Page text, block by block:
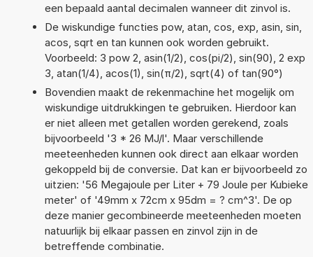
een bepaald aantal decimalen wanneer dit zinvol is.
De wiskundige functies pow, atan, cos, exp, asin, sin,
acos, sqrt en tan kunnen ook worden gebruikt.
Voorbeeld: 3 pow 2, asin(1/2), cos(pi/2), sin(90), 2 exp
3, atan(1/4), acos(1), sin(π/2), sqrt(4) of tan(90°)
Bovendien maakt de rekenmachine het mogelijk om
wiskundige uitdrukkingen te gebruiken. Hierdoor kan
er niet alleen met getallen worden gerekend, zoals
bijvoorbeeld '3 * 26 MJ/l'. Maar verschillende
meeteenheden kunnen ook direct aan elkaar worden
gekoppeld bij de conversie. Dat kan er bijvoorbeeld zo
uitzien: '56 Megajoule per Liter + 79 Joule per Kubieke
meter' of '49mm x 72cm x 95dm = ? cm^3'. De op
deze manier gecombineerde meeteenheden moeten
natuurlijk bij elkaar passen en zinvol zijn in de
betreffende combinatie.